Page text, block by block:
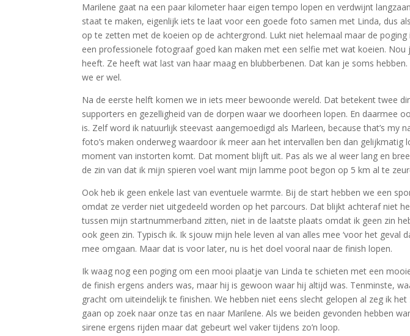
Marilene gaat na een paar kilometer haar eigen tempo lopen en verdwijnt
staat te maken, eigenlijk iets te laat voor een goede foto samen met Linda, dus
op te zetten met de koeien op de achtergrond. Lukt niet helemaal maar de
een professionele fotograaf goed kan maken met een selfie met wat koeien.
heeft. Ze heeft wat last van haar maag en blubberbenen. Dat kan je soms
we er wel.
Na de eerste helft komen we in iets meer bewoonde wereld. Dat betekent twee
supporters en gezelligheid van de dorpen waar we doorheen lopen. En
is. Zelf word ik natuurlijk steevast aangemoedigd als Marleen, because that’s
foto’s maken onderweg waardoor ik meer aan het intervallen ben dan
moment van instorten komt. Dat moment blijft uit. Pas als we al weer lang en
de zin van dat ik mijn spieren voel want mijn lamme poot begon op 5 km al te
Ook heb ik geen enkele last van eventuele warmte. Bij de start hebben we een
omdat ze verder niet uitgedeeld worden op het parcours. Dat blijkt achteraf niet
tussen mijn startnummerband zitten, niet in de laatste plaats omdat ik geen zin
ook geen zin. Typisch ik. Ik sjouw mijn hele leven al van alles mee ‘voor het
mee omgaan. Maar dat is voor later, nu is het doel vooral naar de finish lopen.
Ik waag nog een poging om een mooi plaatje van Linda te schieten met een
de finish ergens anders was, maar hij is gewoon waar hij altijd was. Tenminste,
gracht om uiteindelijk te finishen. We hebben niet eens slecht gelopen al zeg ik
gaan op zoek naar onze tas en naar Marilene. Als we beiden gevonden hebben
sirene ergens rijden maar dat gebeurt wel vaker tijdens zo’n loop.